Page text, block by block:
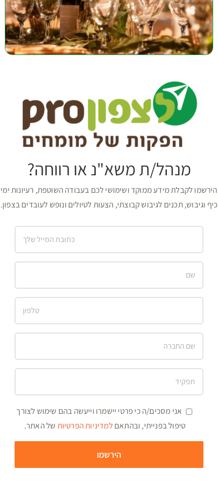
מנהל/ת משא"נ או רווחה?
הירשמו לקבלת מידע ממוקד ושימושי לכם בעבודה השוטפת, רעיונות ימי
כיף וגיבוש, תכנים לגיבוש קבוצתי, הצעות לטיולים ונופש לעובדים בצפון.
אני מסכים/ה כי פרטי יישמרו וייעשה בהם שימוש לצורך
טיפול בפנייתי, ובהתאםלמדיניות הפרטיות של האתר.